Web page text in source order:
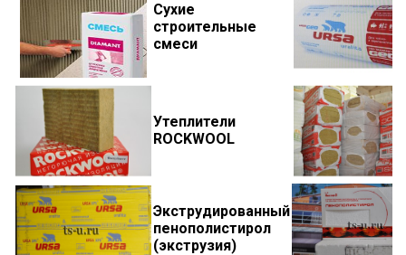
Сухие
строительные
смеси
Утеплители
ROCKWOOL
Экструдированный
пенополистирол
(экструзия)